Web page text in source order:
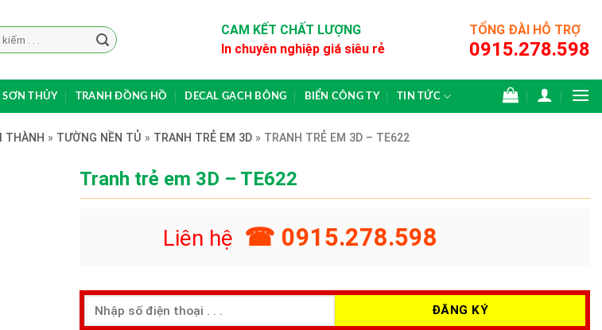
CAM KẾT CHẤT LƯỢNG
In chuyên nghiệp giá siêu rẻ
TỔNG ĐÀI HỖ TRỢ
0915.278.598
SƠN THỦY TRANH ĐỒNG HỒ DECAL GẠCH BÔNG BIỂN CÔNG TY TIN TỨC
THÀNH » TƯỜNG NỀN TỦ » TRANH TRẺ EM 3D » TRANH TRẺ EM 3D – TE622
Tranh trẻ em 3D – TE622
Liên hệ ☎ 0915.278.598